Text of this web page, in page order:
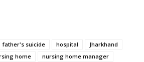
father's suicide hospital
Jharkhand
home
nursing home manager